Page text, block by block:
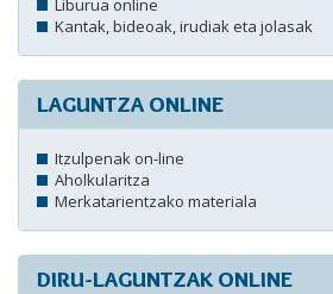
Liburua online
Kantak, bideoak, irudiak eta jolasak
LAGUNTZA ONLINE
Itzulpenak on-line
Aholkularitza
Merkatarientzako materiala
DIRU-LAGUNTZAK ONLINE